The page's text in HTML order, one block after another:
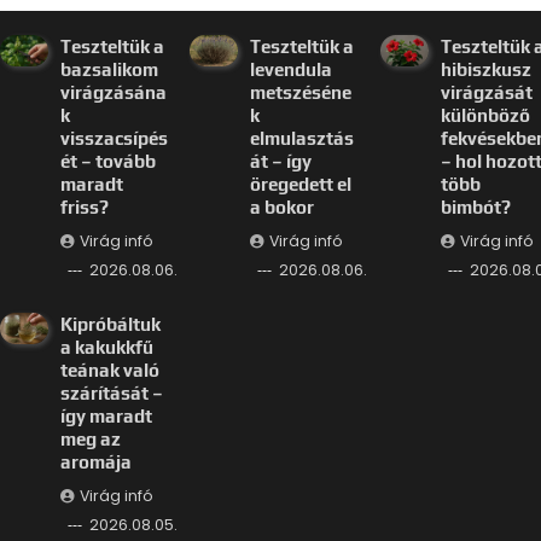
Teszteltük a
bazsalikom
virágzásána
k
visszacsípés
ét – tovább
maradt
friss?
Virág infó
2026.08.06.
Teszteltük a
levendula
metszéséne
k
elmulasztás
át – így
öregedett el
a bokor
Virág infó
2026.08.06.
Teszteltük
hibiszkusz
virágzását
különböző
– hol hozott
több
bimbót?
Virág infó
Kipróbáltuk
a kakukkfű
teának való
szárítását –
így maradt
meg az
aromája
Virág infó
2026.08.05.